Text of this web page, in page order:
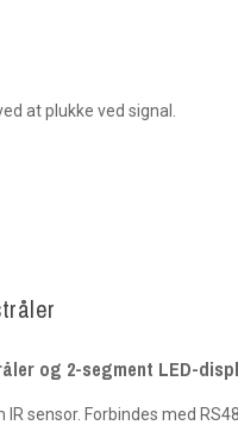
at plukke ved signal.
og 2-segment LED-
sensor. Forbindes med